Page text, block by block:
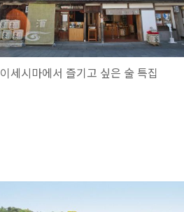
이세시마에서 즐기고 싶은 술 특집